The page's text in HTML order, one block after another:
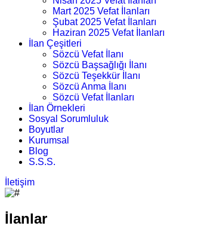
Mart 2025 Vefat İlanları
Şubat 2025 Vefat İlanları
Haziran 2025 Vefat İlanları
İlan Çeşitleri
Sözcü Vefat İlanı
Sözcü Başsağlığı İlanı
Sözcü Teşekkür İlanı
Sözcü Anma İlanı
Sözcü Vefat İlanları
İlan Örnekleri
Sosyal Sorumluluk
Boyutlar
Kurumsal
Blog
S.S.S.
İletişim
İlanlar